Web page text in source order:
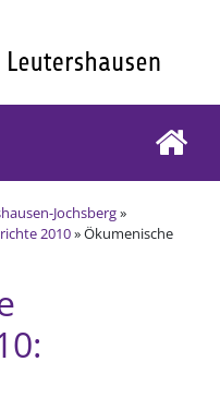
Jochsberg»
2010» Ökumenische